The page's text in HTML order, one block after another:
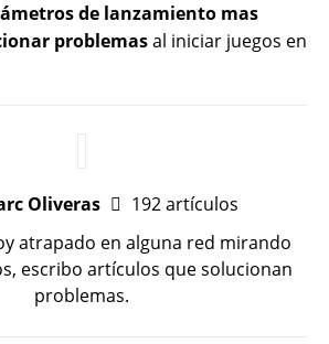
de lanzamiento mas
problemasal iniciar juegos en
Oliveras
192 artículos
atrapado en alguna red mirando
escribo artículos que solucionan
problemas.